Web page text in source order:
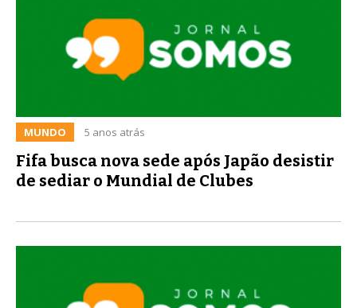
MUNDO 5 anos atrás
Fifa busca nova sede após Japão desistir
de sediar o Mundial de Clubes